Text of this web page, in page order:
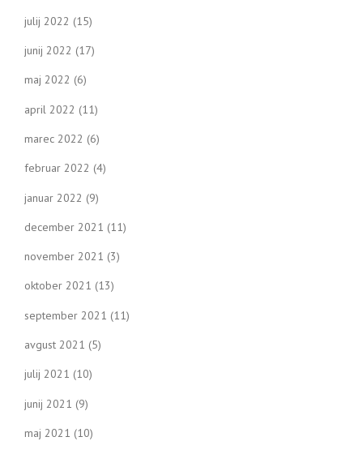
julij 2022 (15)
junij 2022 (17)
maj 2022 (6)
april 2022 (11)
marec 2022 (6)
februar 2022 (4)
januar 2022 (9)
december 2021 (11)
november 2021 (3)
oktober 2021 (13)
september 2021 (11)
avgust 2021 (5)
julij 2021 (10)
junij 2021 (9)
maj 2021 (10)